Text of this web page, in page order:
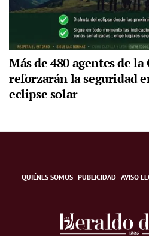
Más de 480 agentes de
reforzarán la seguridad
eclipse solar
QUIÉNES SOMOS PUBLICIDAD AVISO